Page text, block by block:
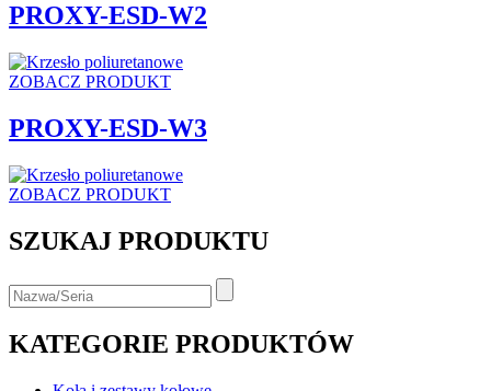
PROXY-ESD-W2
ZOBACZ PRODUKT
PROXY-ESD-W3
ZOBACZ PRODUKT
SZUKAJ PRODUKTU
KATEGORIE PRODUKTÓW